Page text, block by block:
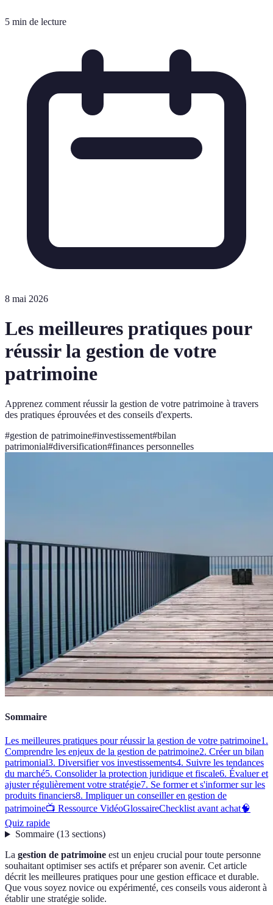
5 min de lecture
8 mai 2026
Les meilleures pratiques pour
réussir la gestion de votre
patrimoine
Apprenez comment réussir la gestion de votre patrimoine à travers
des pratiques éprouvées et des conseils d'experts.
#gestion de patrimoine#investissement#bilan
patrimonial#diversification#finances personnelles
Sommaire
Les meilleures pratiques pour réussir la gestion de votre patrimoine1.
Comprendre les enjeux de la gestion de patrimoine2. Créer un bilan
patrimonial3. Diversifier vos investissements4. Suivre les tendances
du marché5. Consolider la protection juridique et fiscale6. Évaluer et
ajuster régulièrement votre stratégie7. Se former et s'informer sur les
produits financiers8. Impliquer un conseiller en gestion de
patrimoine📺 Ressource VidéoGlossaireChecklist avant achat🧠
Quiz rapide
Sommaire(13 sections)
La gestion de patrimoine est un enjeu crucial pour toute personne
souhaitant optimiser ses actifs et préparer son avenir. Cet article
décrit les meilleures pratiques pour une gestion efficace et durable.
Que vous soyez novice ou expérimenté, ces conseils vous aideront à
établir une stratégie solide.